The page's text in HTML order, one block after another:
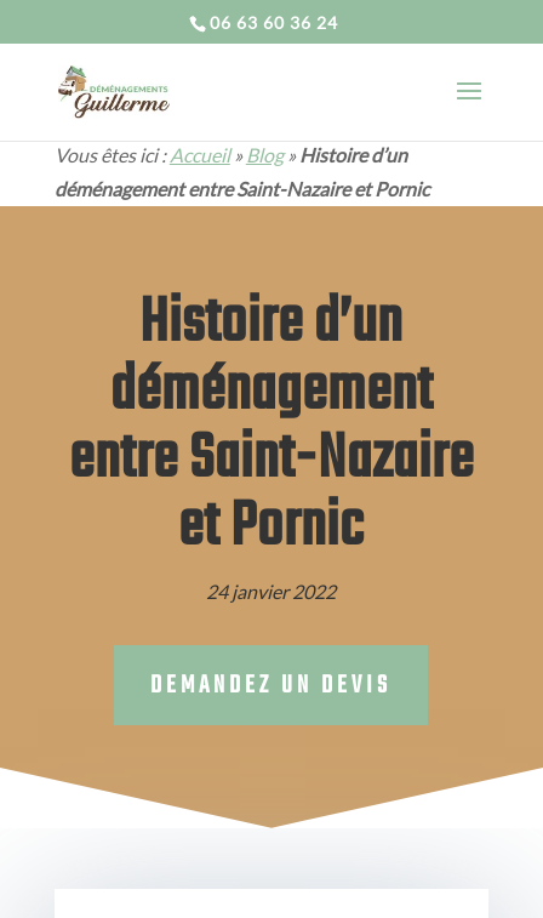
06 63 60 36 24
Vous êtes ici :Accueil»Blog»Histoire d’un
déménagement entre Saint-Nazaire et Pornic
Histoire d’un
déménagement
entre Saint-Nazaire
et Pornic
24 janvier 2022
DEMANDEZ UN DEVIS